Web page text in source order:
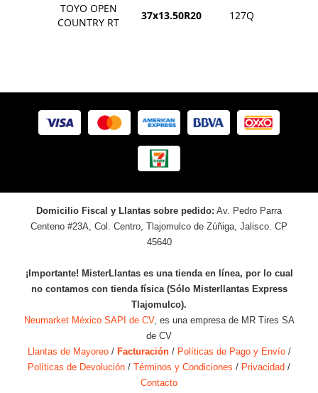
TOYO OPEN
COUNTRY RT
37x13.50R20 127Q
Domicilio Fiscal y Llantas sobre pedido: Av. Pedro Parra
Centeno #23A, Col. Centro, Tlajomulco de Zúñiga, Jalisco. CP
45640
¡Importante! MisterLlantas es una tienda en línea, por lo cual
no contamos con tienda física (Sólo Misterllantas Express
Tlajomulco).
Neumarket México SAPI de CV, es una empresa de MR Tires SA
de CV
Llantas de Mayoreo/ Facturación/ Políticas de Pago y Envío/
Políticas de Devolución / Términos y Condiciones / Privacidad /
Contacto